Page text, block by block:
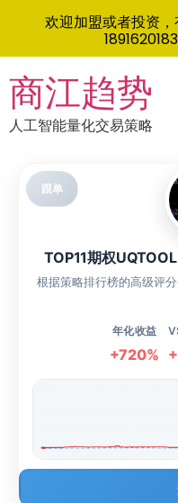
to
content
商江趋势
人工智能量化交易策略
跟单
TOP11期权
根据策略排行榜的高级评
年化收益
+720%
欢迎加盟或者投资